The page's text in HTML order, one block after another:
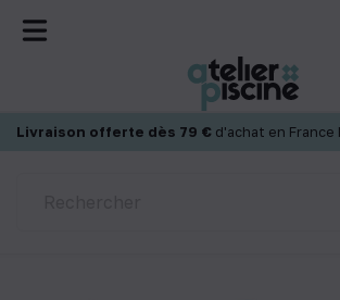
Livraison offerte dès 79 € d'achat en